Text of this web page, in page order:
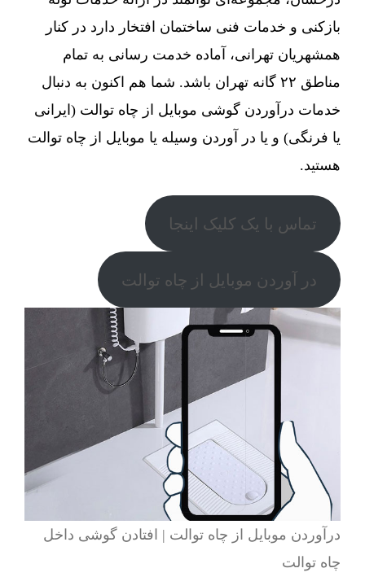
بازکنی و خدمات فنی ساختمان افتخار دارد در کنار
همشهریان تهرانی، آماده خدمت رسانی به تمام
مناطق ۲۲ گانه تهران باشد. شما هم اکنون به دنبال
خدمات درآوردن گوشی موبایل از چاه توالت (ایرانی
یا فرنگی) و یا در آوردن وسیله یا موبایل از چاه توالت
هستید.
تماس با یک کلیک اینجا
در آوردن موبایل از چاه توالت
درآوردن موبایل از چاه توالت | افتادن گوشی داخل
چاه توالت